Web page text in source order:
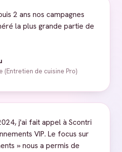
2 ans nos campagnes
la plus grande partie de
(Entretien de cuisine Pro)
j'ai fait appel à Scontri
VIP. Le focus sur
» nous a permis de